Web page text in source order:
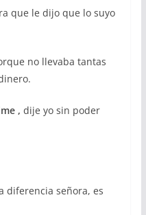
que le dijo que lo suyo
no llevaba tantas
, dije yo sin poder
diferencia señora, es